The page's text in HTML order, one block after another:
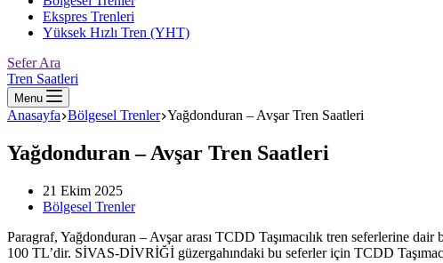
Ekspres Trenleri
Yüksek Hızlı Tren (YHT)
Sefer Ara
Tren Saatleri
Menu
Anasayfa Bölgesel Trenler Yağdonduran – Avşar Tren Saatleri
Yağdonduran – Avşar Tren Saatleri
21 Ekim 2025
Bölgesel Trenler
Paragraf, Yağdonduran – Avşar arası TCDD Taşımacılık tren seferlerine
100 TL’dir. SİVAS-DİVRİĞİ güzergahındaki bu seferler için TCDD